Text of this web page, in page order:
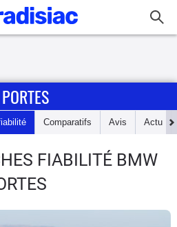
Comparatifs Avis Actu
FIABILITÉ BMW